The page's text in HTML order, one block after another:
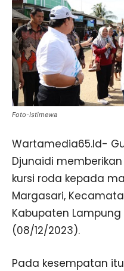
Foto-Istimewa
Wartamedia65.Id-
Djunaidi
kursi roda kepada
Margasari,
Kabupaten Lampung
(08/12/2023).
Pada kesempatan